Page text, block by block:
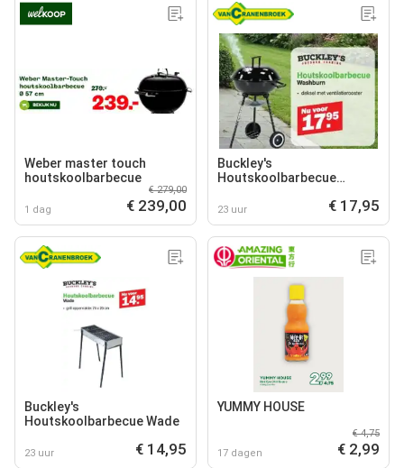
Weber master touch
houtskoolbarbecue
1 dag
€ 279,00
€ 239,00
Buckley's
Houtskoolbarbecue
23 uur € 17,95
Buckley's
Houtskoolbarbecue Wade
23 uur € 14,95
YUMMY HOUSE
17 dagen
€ 4,75
€ 2,99